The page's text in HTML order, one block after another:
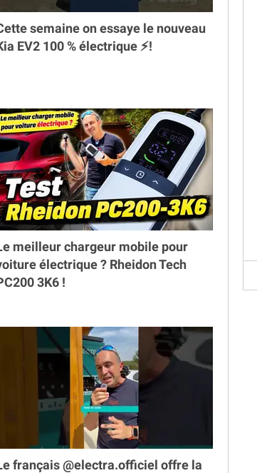
semaine on essaye le nouveau
EV2 100 % électrique ⚡️!
meilleur chargeur mobile pour
électrique ? Rheidon Tech
3K6 !
français @electra.officiel offre la